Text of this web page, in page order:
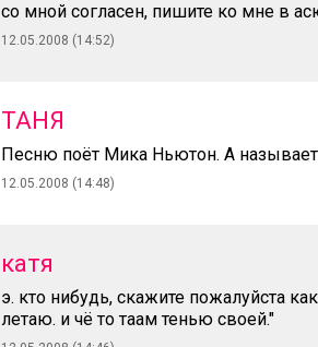
со мной согласен, пишите ко мне в
12.05.2008 (14:52)
ТАНЯ
Песню поёт Мика Ньютон. А
12.05.2008 (14:48)
катя
э. кто нибудь, скажите пожалуйста
летаю. и чё то таам тенью своей."